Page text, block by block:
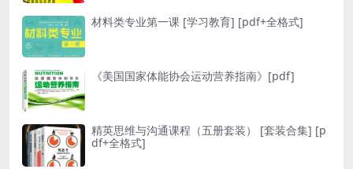
材料类专业第一课 [ 学习教育] [pdf+全格式]
《美国国家体能协会运动营养指南》[pdf]
精英思维与沟通课程（五册套装） [ 套装合集] [p
df+全格式]